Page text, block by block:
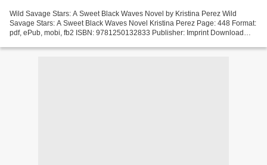
Wild Savage Stars: A Sweet Black Waves Novel by Kristina Perez Wild
Savage Stars: A Sweet Black Waves Novel Kristina Perez Page: 448 Format:
pdf, ePub, mobi, fb2 ISBN: 9781250132833 Publisher: Imprint Download